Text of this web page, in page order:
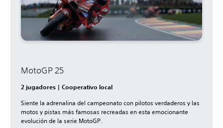
MotoGP 25
2 jugadores | Cooperativo local
Siente la adrenalina del campeonato con pilotos verdaderos y las
motos y pistas más famosas recreadas en esta emocionante
evolución de la serie MotoGP.